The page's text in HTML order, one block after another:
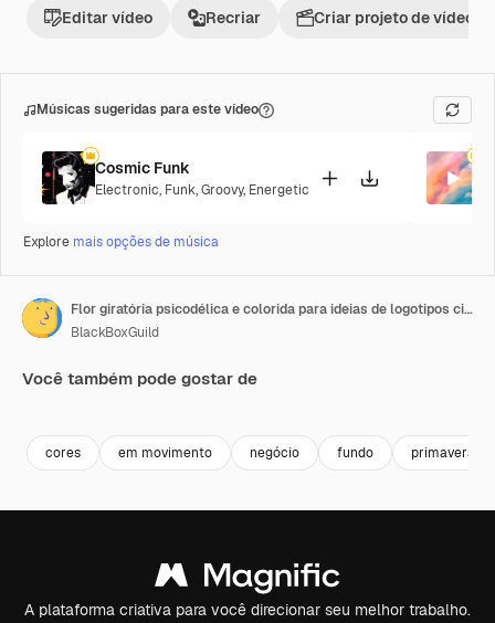
Editar vídeo Recriar Criar projeto de vídeo
Músicas sugeridas para este vídeo
Cosmic Funk
Electronic, Funk,Groovy, Energetic
Explore mais opções de música
Flor giratória psicodélica e colorida para ideias de logotipos circulares
BlackBoxGuild
Você também pode gostar de
cores em movimento negócio fundo primavera
A plataforma criativa para você direcionar seu melhor trabalho.